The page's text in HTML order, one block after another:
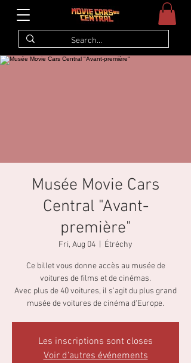
Musée Movie Cars
Central "Avant-
première"
Fri, Aug 04 Étréchy
Ce billet vous donne accès au musée de
voitures de films et de cinémas.
Avec plus de 40 voitures, il s'agit du plus grand
musée de voitures de cinéma d'Europe.
Les inscriptions sont closes
Voir d'autres événements